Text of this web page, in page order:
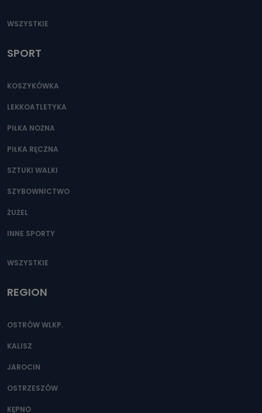
WSZYSTKIE
SPORT
KOSZYKÓWKA
LEKKOATLETYKA
PIŁKA NOŻNA
PIŁKA RĘCZNA
SZTUKI WALKI
SZYBOWNICTWO
ŻUŻEL
INNE SPORTY
WSZYSTKIE
REGION
OSTRÓW WLKP.
KALISZ
JAROCIN
OSTRZESZÓW
KĘPNO